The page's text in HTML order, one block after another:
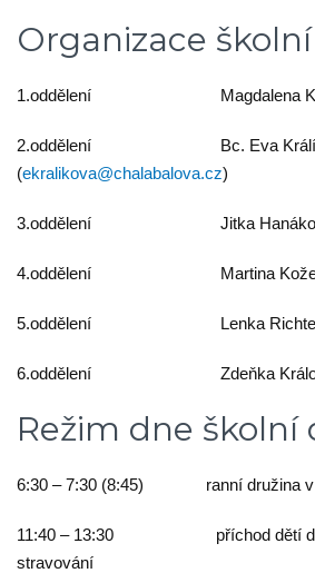
Organizace
1.oddělení Magdalena
2.oddělení Bc. Eva
(ekralikova@chalabalova.cz)
3.oddělení Jitka
4.oddělení Martina
5.oddělení Lenka
6.oddělení Zdeňka
Režim dne školní
6:30 – 7:30 (8:45) ranní družina v
11:40 – 13:30 příchod dětí do
stravování